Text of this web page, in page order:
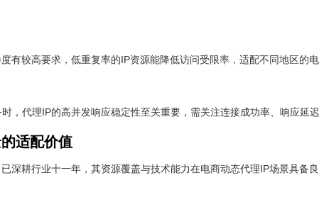
有较高要求，低重复率的IP资源能降低访问受限率，适配不同地区的电
，代理IP的高并发响应稳定性至关重要，需关注连接成功率、响应延迟
适配价值
深耕行业十一年，其资源覆盖与技术能力在电商动态代理IP场景具备